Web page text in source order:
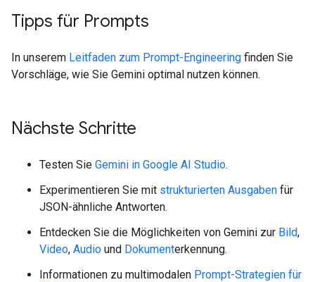
Tipps für Prompts
In unserem Leitfaden zum Prompt-Engineering finden Sie
Vorschläge, wie Sie Gemini optimal nutzen können.
Nächste Schritte
Testen Sie Gemini in Google AI Studio.
Experimentieren Sie mit strukturierten Ausgaben für
JSON-ähnliche Antworten.
Entdecken Sie die Möglichkeiten von Gemini zur Bild,
Video, Audio und Dokumenterkennung.
Informationen zu multimodalen Prompt-Strategien für